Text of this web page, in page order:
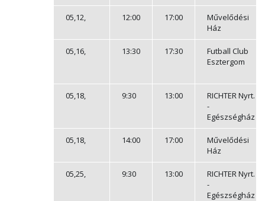
05,12, 12:00 17:00
Művelődési
Ház
05,16, 13:30 17:30
Futball Club
Esztergom
05,18, 9:30 13:00
RICHTER Nyrt.
-
Egészségház
05,18, 14:00 17:00
Művelődési
Ház
05,25, 9:30 13:00
RICHTER Nyrt.
-
Egészségház